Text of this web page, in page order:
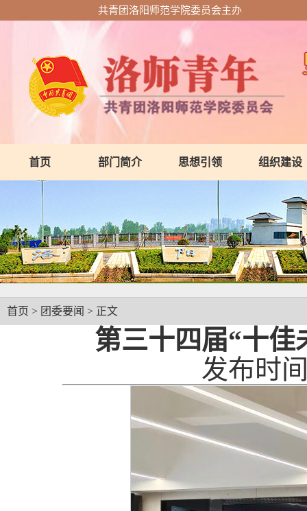
共青团洛阳师范学院委员会主办
首页 部门简介 思想引领 组织建设
首页 > 团委要闻 > 正文
第三十四届“十佳
发布时